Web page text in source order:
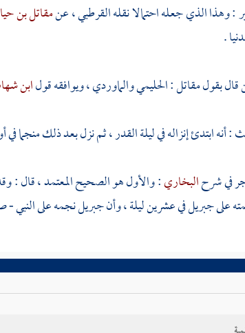
: وهذا الذي جعله احتمالا نقلهالقرطبي ،عنمقاتل بن
.
بقولمقاتل:الحليميوالماوردي، ويوافقه قولابن
: أنه ابتدئ إنزاله في ليلة القدر ، ثم نزل بعد ذلك منجما
في شرحالبخاري: والأول هو الصحيح المعتمد ، قال :
علىجبريلفي عشرين ليلة ، وأنجبريلنجمه على النبي